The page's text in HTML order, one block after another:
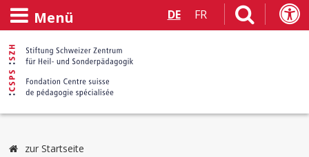
Menü DE FR
zur Startseite